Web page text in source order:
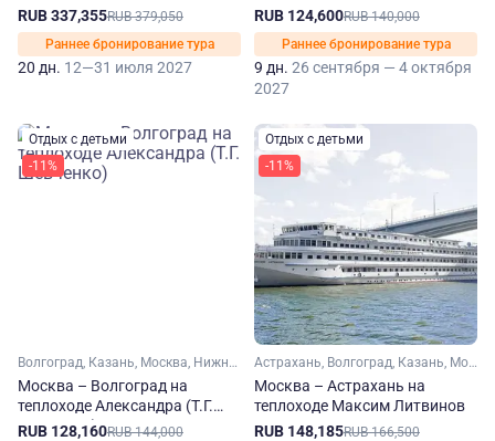
RUB 337,355RUB 379,050
Раннее бронирование тура
20 дн. 12—31 июля 2027
RUB 124,600RUB 140,000
Раннее бронирование тура
9 дн. 26 сентября — 4 октября
2027
Отдых с детьми
-11%
Волгоград, Казань, Москва, Нижний Новгород, Самара, Саратов, Ульяновск, Ярославль, Углич
Москва – Волгоград на
теплоходе Александра (Т.Г.
Шевченко)
RUB 128,160RUB 144,000
Отдых с детьми
-11%
Астрахань, Волгоград, Казань, Москва, Нижний Новгород, Самара, Саратов, Чебоксары, Ярославль, Углич, Свияжск
Москва – Астрахань на
теплоходе Максим Литвинов
RUB 148,185RUB 166,500